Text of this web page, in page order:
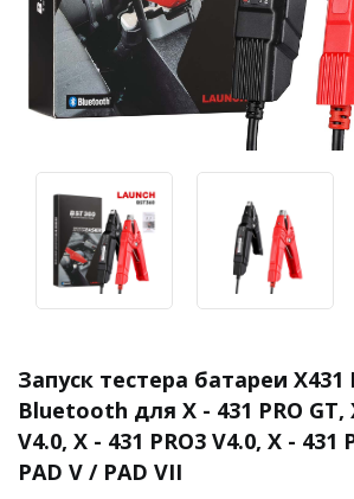
Запуск тестера батареи X431
Bluetooth для X - 431 PRO GT,
V4.0, X - 431 PRO3 V4.0, X - 431
PAD V / PAD VII